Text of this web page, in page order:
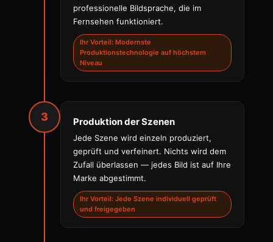
professionelle Bildsprache, die im
Fernsehen funktioniert.
Ihr Vorteil: Modernste
Produktionstechnologie auf höchstem
Niveau
3 Produktion der Szenen
Jede Szene wird einzeln produziert,
geprüft und verfeinert. Nichts wird dem
Zufall überlassen — jedes Bild ist auf Ihre
Marke abgestimmt.
Ihr Vorteil: Jede Szene individuell geprüft
und freigegeben